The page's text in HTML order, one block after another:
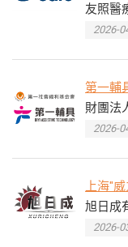
友照醫
2026-
第一輔
財團法
2026-
上海"
旭日成
2026-